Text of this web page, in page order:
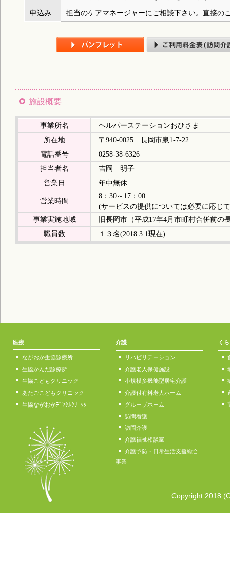
申込み
担当のケアマネージャーにご相談下さい。直接の
施設概要
事業所名
ヘルパーステーションおひさま
所在地
〒940-0025 長岡市泉1-7-22
電話番号
0258-38-6326
担当者名
吉岡 明子
営業日
年中無休
営業時間
8：30～17：00
(サービスの提供については必要に応じ
事業実施地域
旧長岡市（平成17年4月市町村合併前の
職員数
１３名(2018.3.1現在)
医療
ながおか生協診療所
生協かんだ診療所
生協こどもクリニック
あたごこどもクリニック
生協ながおかﾃﾞﾝﾀﾙｸﾘﾆｯｸ
介護
リハビリテーション
介護老人保健施設
小規模多機能型居宅介護
介護付有料老人ホーム
グループホーム
訪問看護
訪問介護
介護福祉相談室
介護予防・日常生活支援総合
事業
く
Copyright 2018